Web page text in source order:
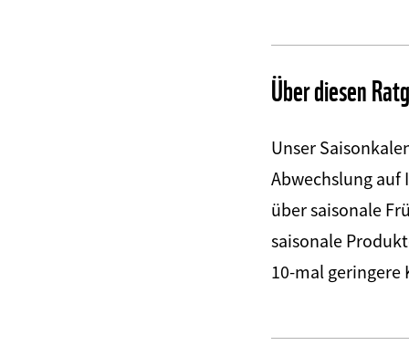
Über diesen
Unser
Abwechslung auf
über saisonale
saisonale
10-mal geringere